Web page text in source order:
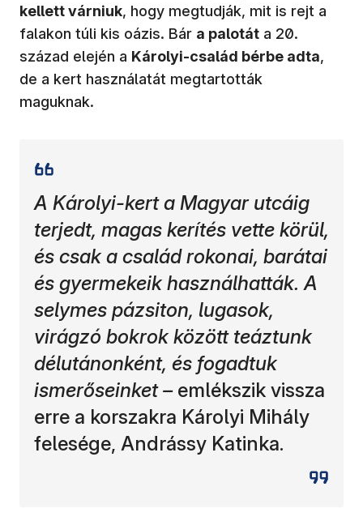
kellett várniuk, hogy megtudják, mit is rejt a
falakon túli kis oázis. Bár a palotát a 20.
század elején a Károlyi-család bérbe adta,
de a kert használatát megtartották
maguknak.
A Károlyi-kert a Magyar utcáig
terjedt, magas kerítés vette körül,
és csak a család rokonai, barátai
és gyermekeik használhatták. A
selymes pázsiton, lugasok,
virágzó bokrok között teáztunk
délutánonként, és fogadtuk
ismerőseinket – emlékszik vissza
erre a korszakra Károlyi Mihály
felesége, Andrássy Katinka.